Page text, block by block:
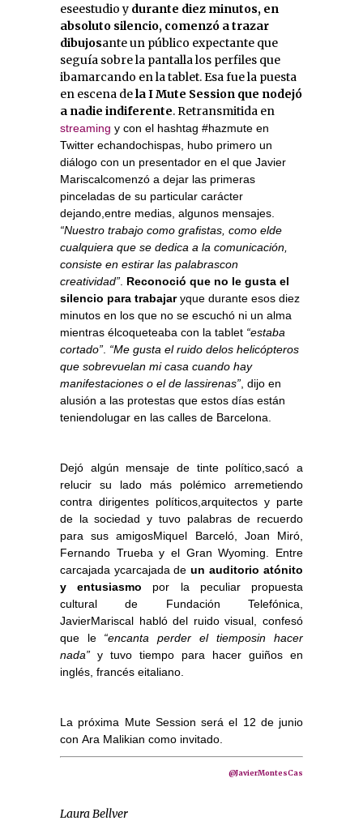
eseestudio y durante diez minutos, en
absoluto silencio, comenzó a trazar
dibujosante un público expectante que
seguía sobre la pantalla los perfiles que
ibamarcando en la tablet. Esa fue la puesta
en escena dela I Mute Session que nodejó
a nadie indiferente. Retransmitida en
streaming y con el hashtag #hazmute en
Twitter echandochispas, hubo primero un
diálogo con un presentador en el que Javier
Mariscalcomenzó a dejar las primeras
pinceladas de su particular carácter
dejando,entre medias, algunos mensajes.
“Nuestro trabajo como grafistas, como elde
cualquiera que se dedica a la comunicación,
consiste en estirar las palabrascon
creatividad” Reconoció que no le gusta el
silencio para trabajaryque durante esos diez
minutos en los que no se escuchó ni un alma
mientras élcoqueteaba con la tablet “estaba
cortado” “Me gusta el ruido delos helicópteros
que sobrevuelan mi casa cuando hay
manifestaciones o el de lassirenas” , dijo en
alusión a las protestas que estos días están
teniendolugar en las calles de Barcelona.
Dejó algún mensaje de tinte político,sacó a
relucir su lado más polémico arremetiendo
contra dirigentes políticos,arquitectos y parte
de la sociedad y tuvo palabras de recuerdo
para sus amigosMiquel Barceló, Joan Miró,
Fernando Trueba y el Gran Wyoming. Entre
carcajada ycarcajada de un auditorio atónito
y entusiasmo por la peculiar propuesta
cultural de Fundación Telefónica,
JavierMariscal habló del ruido visual, confesó
que le “encanta perder el tiemposin hacer
nada” y tuvo tiempo para hacer guiños en
inglés, francés eitaliano.
La próxima Mute Session será el 12 de junio
con Ara Malikian como invitado.
@JavierMontesCas
Laura Bellver